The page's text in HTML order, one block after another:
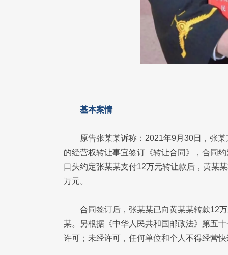
基本案情
原告张某某诉称：2021年9月30日，张
的经营权转让事宜签订《转让合同》，合同
口头约定张某某支付12万元转让款后，黄某
万元。
合同签订后，张某某已向黄某某转款12
某。另根据《中华人民共和国邮政法》第五
许可；未经许可，任何单位和个人不得经营